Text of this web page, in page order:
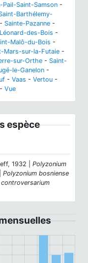
Pail-Saint-Samson -
Barthélemy-
- Sainte-Pazanne -
des-Bois -
Malô-du-Bois -
Mars-sur-la-Futaie -
sur-Orthe - Saint-
le-Ganelon -
- Vaas - Vertou -
- Vue
espèce
1932 | Polyzonium
Polyzonium bosniense